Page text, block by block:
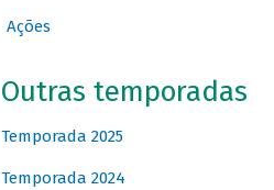
Ações
Outras temporadas
Temporada 2025
Temporada 2024